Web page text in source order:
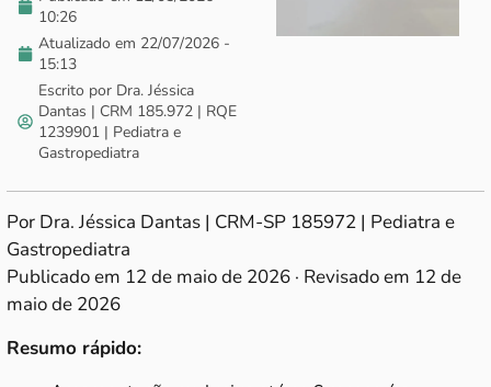
10:26
Atualizado em 22/07/2026 -
15:13
Escrito por Dra. Jéssica
Dantas | CRM 185.972 | RQE
1239901 | Pediatra e
Gastropediatra
Por Dra. Jéssica Dantas | CRM-SP 185972 | Pediatra e
Gastropediatra
Publicado em 12 de maio de 2026 · Revisado em 12 de
maio de 2026
Resumo rápido: